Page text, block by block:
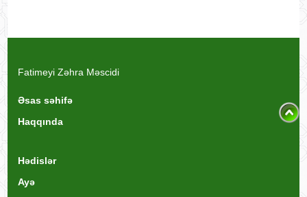
Fatimeyi Zəhra Məscidi
Əsas səhifə
Haqqında
Hədislər
Ayə